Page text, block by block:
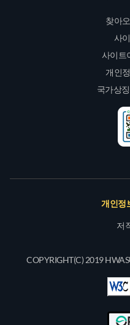
찾아
사
사이트
개인
국가상
개인정
저
COPYRIGHT(C) 2019